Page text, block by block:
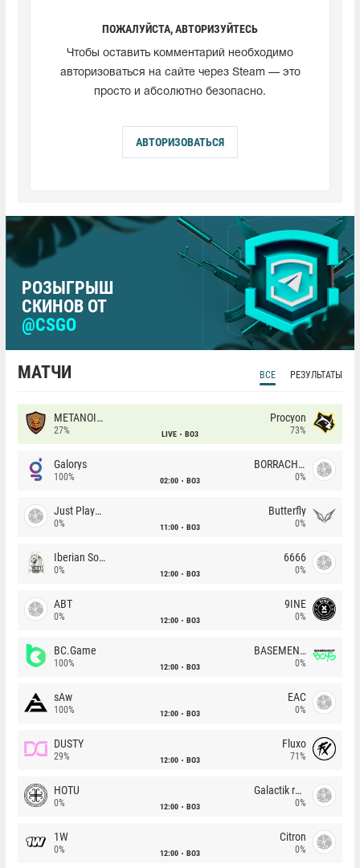
ПОЖАЛУЙСТА, АВТОРИЗУЙТЕСЬ
Чтобы оставить комментарий необходимо
авторизоваться на сайте через Steam — это
просто и абсолютно безопасно.
АВТОРИЗОВАТЬСЯ
РОЗЫГРЫШ
СКИНОВ ОТ
@CSGO
МАТЧИ ВСЕ РЕЗУЛЬТАТЫ
METANOIA Wolves
27% LIVE BO3
Procyon
73%
Galorys
100% 02:00 BO3
BORRACHEIROS
0%
Just Players
0% 11:00 BO3
Butterfly
0%
Iberian Soul
0% 12:00 BO3
6666
0%
ABT
0% 12:00 BO3
9INE
0%
BC.Game
100% 12:00 BO3
BASEMENT BOYS
0%
sAw
100% 12:00 BO3
EAC
0%
DUSTY
29% 12:00 BO3
Fluxo
71%
HOTU
0% 12:00 BO3
Galactik rebels
0%
1W
0% 12:00 BO3
Citron
0%